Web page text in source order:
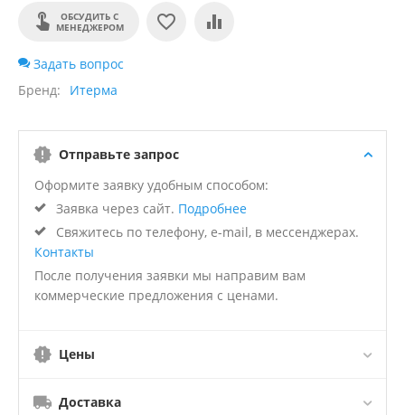
ОБСУДИТЬ С
МЕНЕДЖЕРОМ
Задать вопрос
Бренд
Итерма
Отправьте запрос
Оформите заявку удобным способом:
Заявка через сайт. Подробнее
Свяжитесь по телефону, e-mail, в мессенджерах.
Контакты
После получения заявки мы направим вам
коммерческие предложения с ценами.
Цены
Доставка